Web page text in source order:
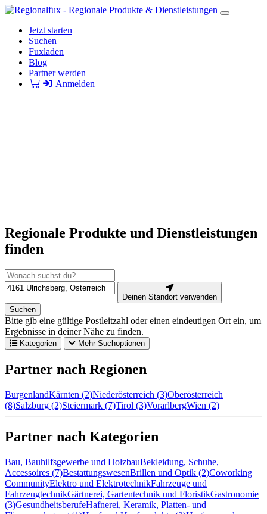
Jetzt starten
Suchen
Fuxladen
Blog
Partner werden
Anmelden
Regionale Produkte und Dienstleistungen
finden
Deinen Standort verwenden
Suchen
Bitte gib eine gültige Postleitzahl oder einen eindeutigen Ort ein, um
Ergebnisse in deiner Nähe zu finden.
Kategorien Mehr Suchoptionen
Partner nach Regionen
BurgenlandKärnten (2)Niederösterreich (3)Oberösterreich
(8)Salzburg (2)Steiermark (7)Tirol (3)VorarlbergWien (2)
Partner nach Kategorien
Bau, Bauhilfsgewerbe und HolzbauBekleidung, Schuhe,
Accessoires (7)BestattungswesenBrillen und Optik (2)Coworking
CommunityElektro und ElektrotechnikFahrzeuge und
FahrzeugtechnikGärtnerei, Gartentechnik und FloristikGastronomie
(3)GesundheitsberufeHafnerei, Keramik, Platten- und